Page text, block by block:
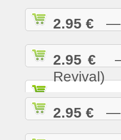
2.95 € —
2.95 € —
Revival)
2.95 € —